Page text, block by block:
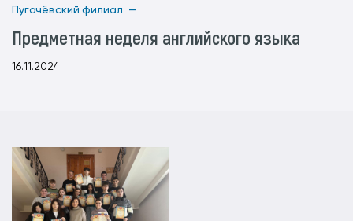
Пугачёвский филиал —
Предметная неделя английского языка
16.11.2024